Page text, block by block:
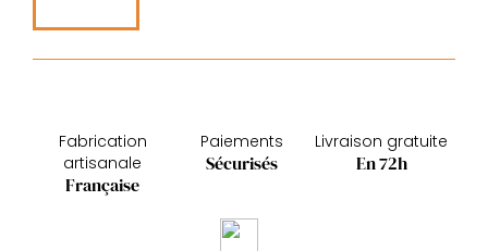
Fabrication
artisanale
Française
Paiements
Sécurisés
Livraison gratuite
En 72h